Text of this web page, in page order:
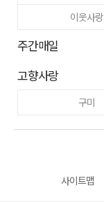
이웃사랑
주간매일
고향사랑
구미
사이트맵